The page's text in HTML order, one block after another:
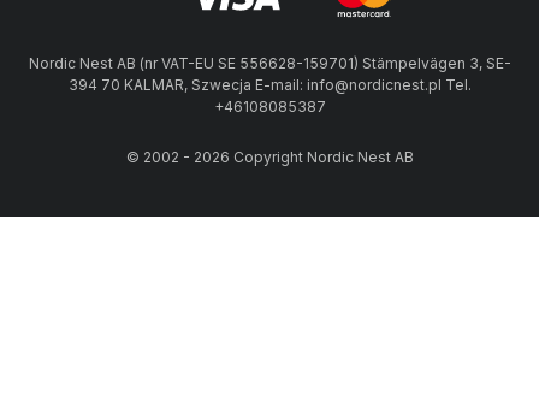
Nordic Nest AB (nr VAT-EU SE 556628-159701) Stämpelvägen 3, SE-
394 70 KALMAR, Szwecja E-mail: info@nordicnest.pl Tel.
+46108085387
© 2002 - 2026 Copyright Nordic Nest AB